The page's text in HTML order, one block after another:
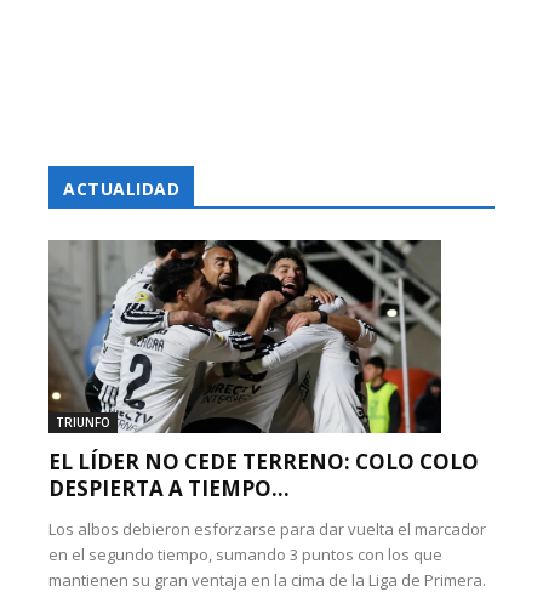
ACTUALIDAD
TRIUNFO
EL LÍDER NO CEDE TERRENO: COLO COLO
DESPIERTA A TIEMPO...
Los albos debieron esforzarse para dar vuelta el marcador
en el segundo tiempo, sumando 3 puntos con los que
mantienen su gran ventaja en la cima de la Liga de Primera.